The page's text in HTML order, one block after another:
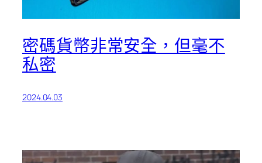
密碼貨幣非常安全，但毫不
私密
2024.04.03